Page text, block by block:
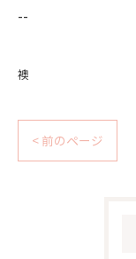
--
襖
< 前のページ